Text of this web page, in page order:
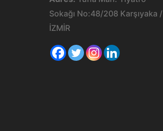
Sokağı No:48/208 Karşıyaka /
İZMİR